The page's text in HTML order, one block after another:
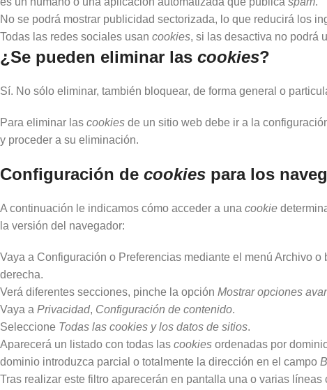
No se podrá mostrar publicidad sectorizada, lo que reducirá los
Todas las redes sociales usan cookies, si las desactiva no podrá
¿Se pueden eliminar las cookies?
Sí. No sólo eliminar, también bloquear, de forma general o
Para eliminar las cookies de un sitio web debe ir a la
y proceder a su eliminación.
Configuración de cookies para los
A continuación le indicamos cómo acceder a una cookie
la versión del navegador:
Vaya a Configuración o Preferencias mediante el menú Archivo
derecha.
Verá diferentes secciones, pinche la opción Mostrar opciones
Vaya a Privacidad, Configuración de contenido.
Seleccione Todas las cookies y los datos de sitios.
Aparecerá un listado con todas las cookies ordenadas por
dominio introduzca parcial o totalmente la dirección en el campo
Tras realizar este filtro aparecerán en pantalla una o varias líneas